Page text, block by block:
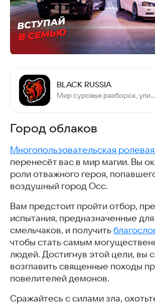
BLACK RUSSIA
Мир суровых разборок, уличных гонок и заработка миллионов в криминальной России
Город облаков
Многопользовательская ролевая
перенесёт вас в мир магии. Вы
роли отважного героя,
воздушный город Осс.
Вам предстоит пройти отбор,
испытания, предназначенные
смельчаков, и получить
чтобы стать самым
людей. Достигнув этой цели, вы
возглавить священные походы
повелителей демонов.
Сражайтесь с силами зла,